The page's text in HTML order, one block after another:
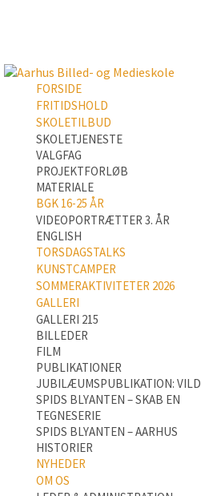
FORSIDE
FRITIDSHOLD
SKOLETILBUD
SKOLETJENESTE
VALGFAG
PROJEKTFORLØB
MATERIALE
BGK 16-25 ÅR
VIDEOPORTRÆTTER 3. ÅR
ENGLISH
TORSDAGSTALKS
KUNSTCAMPER
SOMMERAKTIVITETER 2026
GALLERI
GALLERI 215
BILLEDER
FILM
PUBLIKATIONER
JUBILÆUMSPUBLIKATION: VILD
SPIDS BLYANTEN – SKAB EN
TEGNESERIE
SPIDS BLYANTEN – AARHUS
HISTORIER
NYHEDER
OM OS